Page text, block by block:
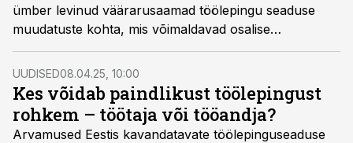
ümber levinud väärarusaamad töölepingu seaduse
muudatuste kohta, mis võimaldavad osalise
koormusega töötajatel saada senisest rohkem
sotsiaalseid garantiisid. Personalijuhtide jaoks
tähendavad muudatused võimalust muuta paindlik
töövorm usaldusväärseks ja töötajaid võimestavaks
valikuks, mitte halliks alalepinguks.
UUDISED08.04.25, 10:00
Kes võidab paindlikust töölepingust
rohkem – töötaja või tööandja?
Arvamused Eestis kavandatavate töölepinguseaduse